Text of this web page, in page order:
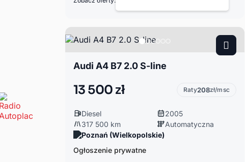
Audi A4 B7 2.0 S-line
13 500 zł Raty208zł/msc
Diesel
2005
317 500 km
Automatyczna
Poznań (Wielkopolskie)
Ogłoszenie prywatne